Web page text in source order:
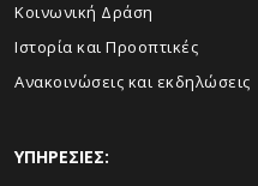
Κοινωνική Δράση
Ιστορία και Προοπτικές
Ανακοινώσεις και εκδηλώσεις
ΥΠΗΡΕΣΙΕΣ: